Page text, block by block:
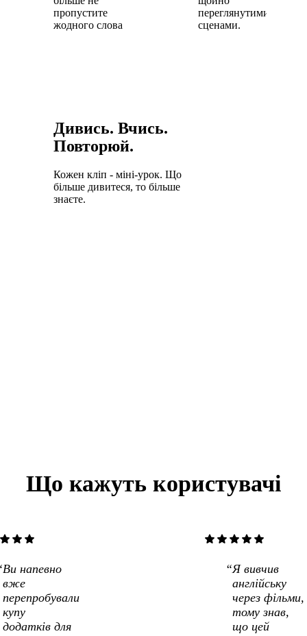
пропустите
жодного слова.
переглянутими
сценами.
Дивись. Вчись.
Повторюй.
Кожен кліп - міні-урок. Що
більше дивитеся, то більше
знаєте.
Що кажуть користувачі
starstar
Ви напевно
вже
перепробували
купу
додатків для
starstarstarstarstar
Я вивчив
англійську
через фільми,
тому знав,
що цей